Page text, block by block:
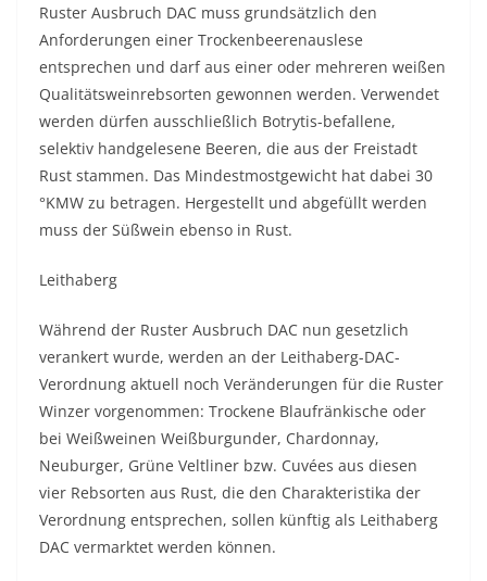
Ruster Ausbruch DAC muss grundsätzlich den
Anforderungen einer Trockenbeerenauslese
entsprechen und darf aus einer oder mehreren weißen
Qualitätsweinrebsorten gewonnen werden. Verwendet
werden dürfen ausschließlich Botrytis-befallene,
selektiv handgelesene Beeren, die aus der Freistadt
Rust stammen. Das Mindestmostgewicht hat dabei 30
°KMW zu betragen. Hergestellt und abgefüllt werden
muss der Süßwein ebenso in Rust.
Leithaberg
Während der Ruster Ausbruch DAC nun gesetzlich
verankert wurde, werden an der Leithaberg-DAC-
Verordnung aktuell noch Veränderungen für die Ruster
Winzer vorgenommen: Trockene Blaufränkische oder
bei Weißweinen Weißburgunder, Chardonnay,
Neuburger, Grüne Veltliner bzw. Cuvées aus diesen
vier Rebsorten aus Rust, die den Charakteristika der
Verordnung entsprechen, sollen künftig als Leithaberg
DAC vermarktet werden können.